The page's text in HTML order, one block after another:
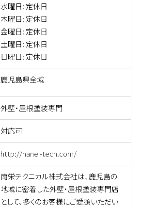
水曜日: 定休日
木曜日: 定休日
金曜日: 定休日
土曜日: 定休日
日曜日: 定休日
鹿児島県全域
外壁・屋根塗装専門
対応可
http://nanei-tech.com/
南栄テクニカル株式会社は、鹿児島の
地域に密着した外壁・屋根塗装専門店
として、多くのお客様にご愛顧いただい